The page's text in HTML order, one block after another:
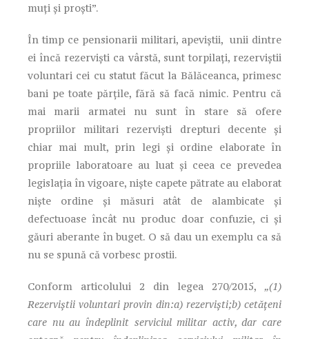
muți și proști”.
În timp ce pensionarii militari, apeviștii, unii dintre
ei încă rezerviști ca vârstă, sunt torpilați, rezerviștii
voluntari cei cu statut făcut la Bălăceanca, primesc
bani pe toate părțile, fără să facă nimic. Pentru că
mai marii armatei nu sunt în stare să ofere
propriilor militari rezerviști drepturi decente și
chiar mai mult, prin legi și ordine elaborate în
propriile laboratoare au luat și ceea ce prevedea
legislația în vigoare, niște capete pătrate au elaborat
niște ordine și măsuri atât de alambicate și
defectuoase încât nu produc doar confuzie, ci și
găuri aberante în buget. O să dau un exemplu ca să
nu se spună că vorbesc prostii.
Conform articolului 2 din legea 270/2015, „(1)
Rezerviștii voluntari provin din:a) rezerviști;b) cetățeni
care nu au îndeplinit serviciul militar activ, dar care